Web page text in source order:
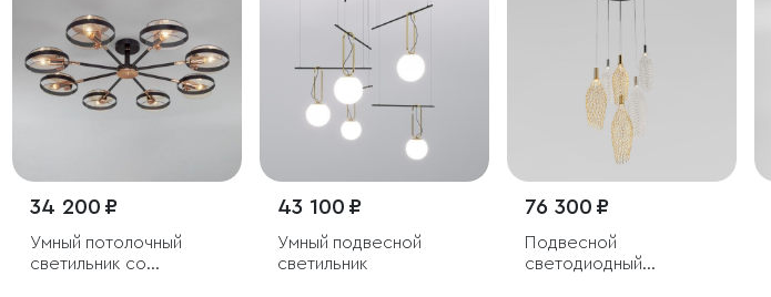
34 200 ₽
Умный потолочный
светильник со
43 100 ₽
Умный подвесной
светильник
76 300 ₽
Подвесной
светодиодный